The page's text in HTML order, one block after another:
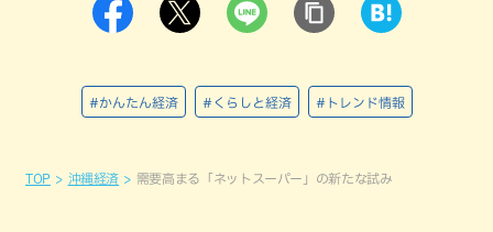
#かんたん経済 #くらしと経済 #トレンド情報
TOP 沖縄経済 需要高まる「ネットスーパー」の新たな試み